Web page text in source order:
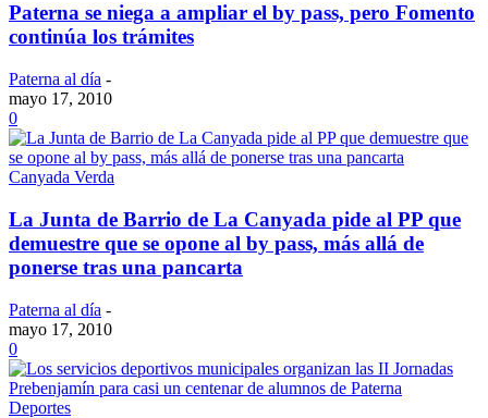
Paterna se niega a ampliar el by pass, pero Fomento
continúa los trámites
Paterna al día -
mayo 17, 2010
0
Canyada Verda
La Junta de Barrio de La Canyada pide al PP que
demuestre que se opone al by pass, más allá de
ponerse tras una pancarta
Paterna al día -
mayo 17, 2010
0
Deportes